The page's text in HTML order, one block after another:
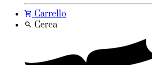
Carrello
Cerca